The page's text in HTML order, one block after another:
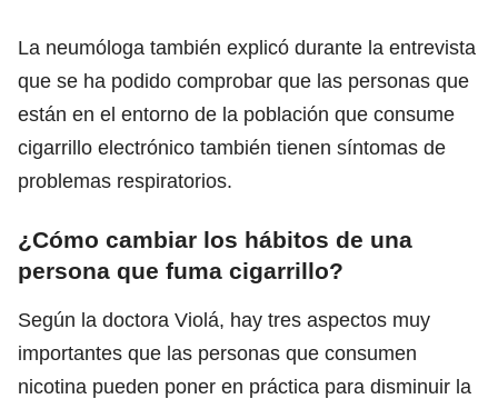
La neumóloga también explicó durante la entrevista
que se ha podido comprobar que las personas que
están en el entorno de la población que consume
cigarrillo electrónico también tienen síntomas de
problemas respiratorios.
¿Cómo cambiar los hábitos de una
persona que fuma cigarrillo?
Según la doctora Violá, hay tres aspectos muy
importantes que las personas que consumen
nicotina pueden poner en práctica para disminuir la